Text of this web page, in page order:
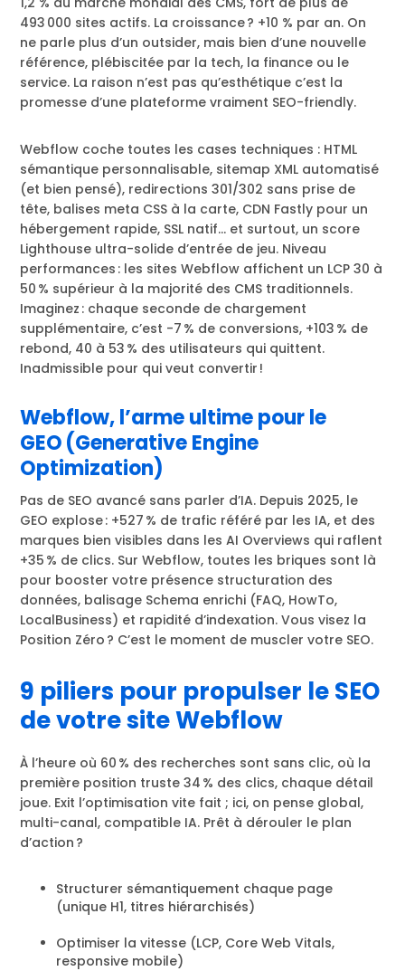
493 000 sites actifs. La croissance ? +10 % par an. On
ne parle plus d’un outsider, mais bien d’une nouvelle
référence, plébiscitée par la tech, la finance ou le
service. La raison n’est pas qu’esthétique c’est la
promesse d’une plateforme vraiment SEO-friendly.
Webflow coche toutes les cases techniques : HTML
sémantique personnalisable, sitemap XML automatisé
(et bien pensé), redirections 301/302 sans prise de
tête, balises meta CSS à la carte, CDN Fastly pour un
hébergement rapide, SSL natif… et surtout, un score
Lighthouse ultra-solide d’entrée de jeu. Niveau
performances : les sites Webflow affichent un LCP 30 à
50 % supérieur à la majorité des CMS traditionnels.
Imaginez : chaque seconde de chargement
supplémentaire, c’est -7 % de conversions, +103 % de
rebond, 40 à 53 % des utilisateurs qui quittent.
Inadmissible pour qui veut convertir !
Webflow, l’arme ultime pour le
GEO (Generative Engine
Optimization)
Pas de SEO avancé sans parler d’IA. Depuis 2025, le
GEO explose : +527 % de trafic référé par les IA, et des
marques bien visibles dans les AI Overviews qui raflent
+35 % de clics. Sur Webflow, toutes les briques sont là
pour booster votre présence structuration des
données, balisage Schema enrichi (FAQ, HowTo,
LocalBusiness) et rapidité d’indexation. Vous visez la
Position Zéro ? C’est le moment de muscler votre SEO.
9 piliers pour propulser le SEO
de votre site Webflow
À l’heure où 60 % des recherches sont sans clic, où la
première position truste 34 % des clics, chaque détail
joue. Exit l’optimisation vite fait ; ici, on pense global,
multi-canal, compatible IA. Prêt à dérouler le plan
d’action ?
Structurer sémantiquement chaque page
(unique H1, titres hiérarchisés)
Optimiser la vitesse (LCP, Core Web Vitals,
responsive mobile)